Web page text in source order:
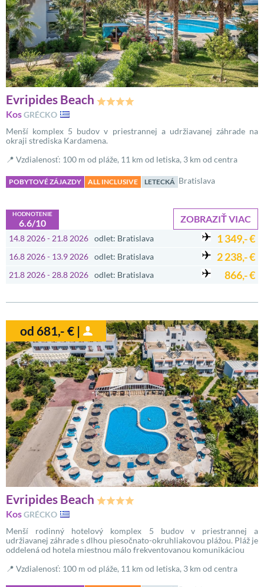
Evripides Beach
KosGRÉCKO
Menší komplex 5 budov v priestrannej a udržiavanej záhrade na
okraji strediska Kardamena.
📍 Vzdialenosť: 100 m od pláže, 11 km od letiska, 3 km od centra
POBYTOVÉ ZÁJAZDY ALL INCLUSIVE LETECKÁ Bratislava
ZOBRAZIŤ VIAC
HODNOTENIE
6.6/10
14.8 2026 - 21.8 2026 odlet: Bratislava 1 349,- €
16.8 2026 - 13.9 2026 odlet: Bratislava 2 238,- €
21.8 2026 - 28.8 2026 odlet: Bratislava 866,- €
od 681,- € |
Evripides Beach
KosGRÉCKO
Menší rodinný hotelový komplex 5 budov v priestrannej a
udržiavanej záhrade s dlhou piesočnato-okruhliakovou plážou. Pláž je
oddelená od hotela miestnou málo frekventovanou komunikáciou
📍 Vzdialenosť: 100 m od pláže, 11 km od letiska, 3 km od centra